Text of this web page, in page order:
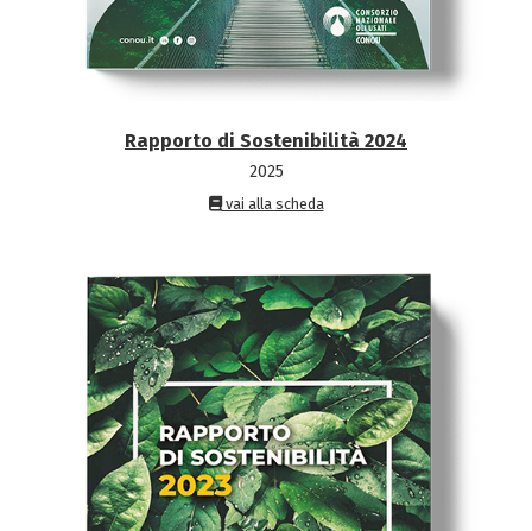
Rapporto di Sostenibilità 2024
2025
vai alla scheda